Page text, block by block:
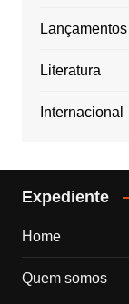
Lançamentos
Literatura
Internacional
Expediente
Home
Quem somos